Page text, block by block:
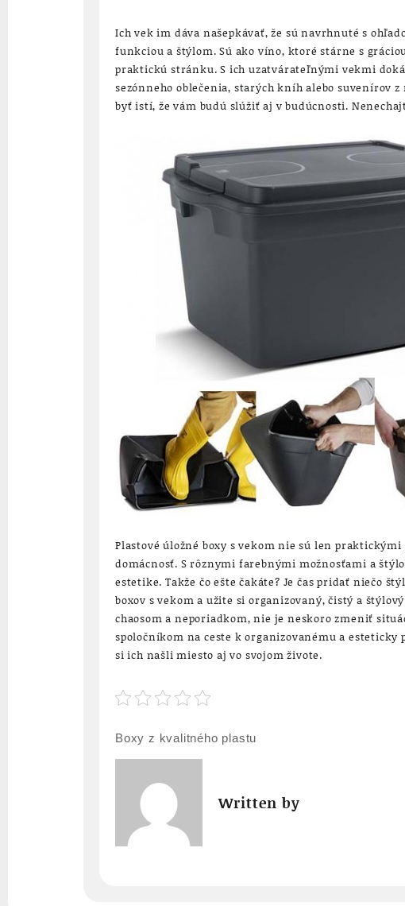
Ich vek im dáva našepkávať, že sú navrhnuté s
funkciou a štýlom. Sú ako víno, ktoré stárne s
praktickú stránku. S ich uzatvárateľnými vekmi
sezónneho oblečenia, starých kníh alebo suvenírov
byť istí, že vám budú slúžiť aj v budúcnosti.
Plastové úložné boxy s vekom nie sú len
domácnosť. S rôznymi farebnými možnosťami a
estetike. Takže čo ešte čakáte? Je čas pridať niečo
boxov s vekom a užite si organizovaný, čistý a
chaosom a neporiadkom, nie je neskoro zmeniť
spoločníkom na ceste k organizovanému a esteticky
si ich našli miesto aj vo svojom živote.
Navigace
příspěvek
Boxy z kvalitného plastu
Written by